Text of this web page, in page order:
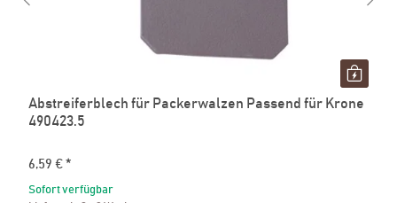
Abstreiferblech für Packerwalzen Passend für Krone
490423.5
6,59 € *
Sofort verfügbar